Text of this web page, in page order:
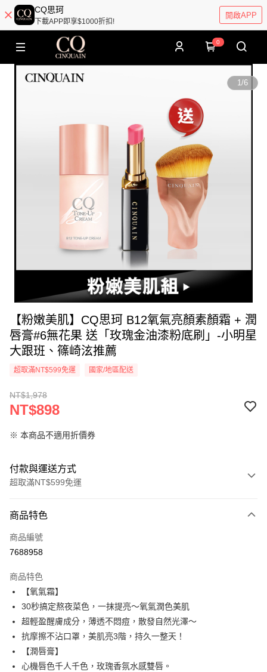
CQ思珂
下載APP即享$1000折扣!
開啟APP
0
1/6
【粉嫩美肌】CQ思珂 B12氧氣亮顏素顏霜 + 潤
唇膏#6無花果 送「玫瑰金油漆粉底刷」-小明星
大跟班、篠崎泫推薦
超取滿NT$599免運 國家/地區配送
NT$1,978
NT$898
※ 本商品不適用折價券
付款與運送方式
超取滿NT$599免運
信用卡一次付款
超商取貨付款
Apple Pay
街口支付
悠遊付
ATM付款
商品特色
商品編號
7688958
商品特色
【氧氣霜】
30秒搞定熬夜菜色，一抹提亮～氧氣潤色美肌
超輕盈醒膚成分，薄透不悶痘，散發自然光澤～
抗摩擦不沾口罩，美肌亮3階，持久一整天！
【潤唇膏】
心機唇色千人千色，玫瑰香氛水感雙唇。